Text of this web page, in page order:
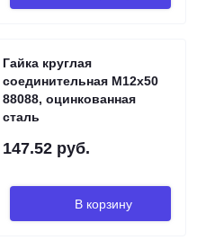
Гайка круглая
соединительная М12х50
88088, оцинкованная
сталь
147.52 руб.
В корзину